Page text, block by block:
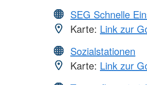
SEG Schnelle
Karte: Link zur
Sozialstationen
Karte: Link zur